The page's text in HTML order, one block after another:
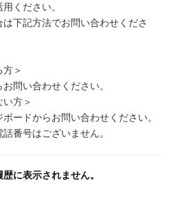
ください。
下記方法でお問い合わせくださ
＞
お問い合わせください。
方＞
ードからお問い合わせください。
番号はございません。
に表示されません。